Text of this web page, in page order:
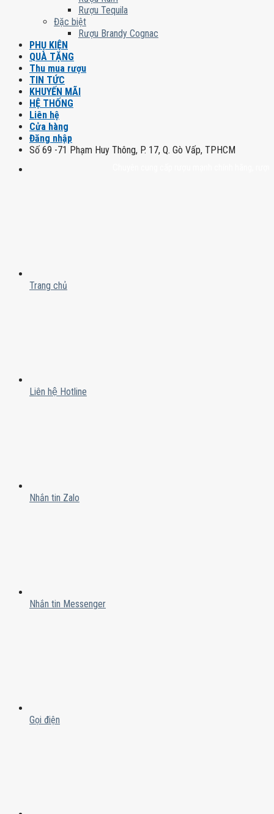
Rượu Tequila
Đặc biệt
Rượu Brandy Cognac
PHỤ KIỆN
QUÀ TẶNG
Thu mua rượu
TIN TỨC
KHUYẾN MÃI
HỆ THỐNG
Liên hệ
Cửa hàng
Đăng nhập
Số 69 -71 Phạm Huy Thông, P. 17, Q. Gò Vấp, TPHCM
Trang chủ
Liên hệ Hotline
Nhắn tin Zalo
Nhắn tin Messenger
Gọi điện